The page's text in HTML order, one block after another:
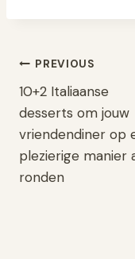
Post
navigation
PREVIOUS
10+2 Italiaanse
desserts om jouw
vriendendiner op
plezierige manier
ronden